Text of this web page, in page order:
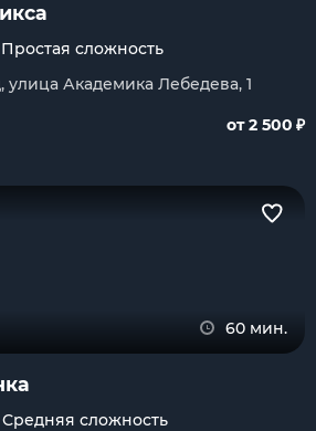
Простая сложность
Академика Лебедева, 1
от 2 500 ₽
60 мин.
Средняя сложность